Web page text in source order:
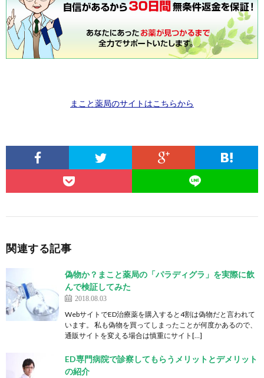
まこと薬局のサイトはこちらから
関連する記事
偽物か？まこと薬局の「パラディグラ」を実際に飲
んで検証してみた
2018.08.03
WebサイトでED治療薬を購入すると4割は偽物だと言われて
います。 私も偽物を買ってしまったことが何度かあるので、
通販サイトを変える場合は慎重にサイト[…]
ED専門病院で診察してもらうメリットとデメリット
の紹介